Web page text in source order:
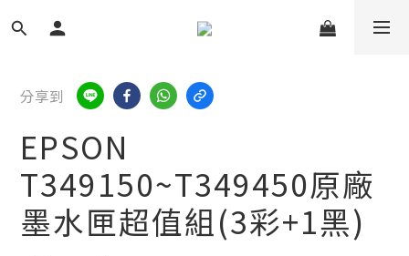
分享到
EPSON
T349150~T349450原廠
墨水匣超值組(3彩+1黑)